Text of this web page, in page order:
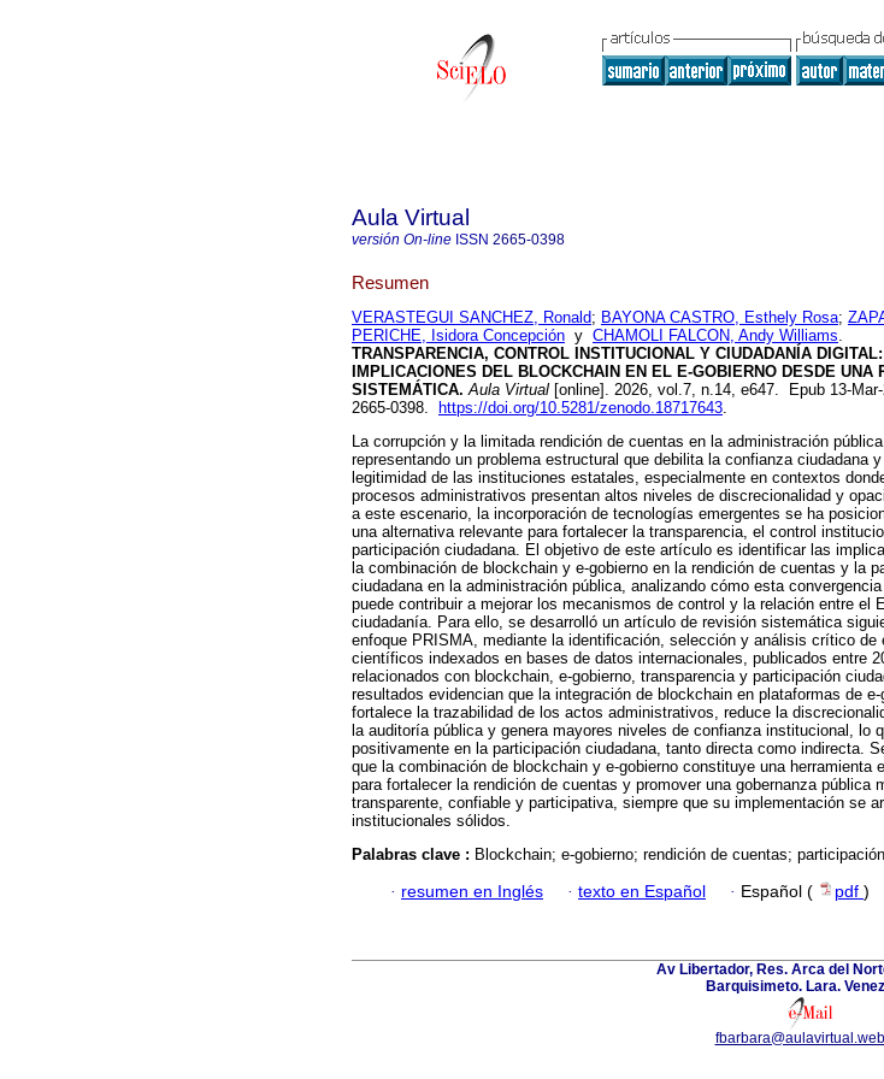
Aula Virtual
versión On-line ISSN 2665-0398
Resumen
VERASTEGUI SANCHEZ, Ronald; BAYONA CASTRO, Esthely Rosa;
PERICHE, Isidora Concepción y CHAMOLI FALCON, Andy Williams.
TRANSPARENCIA, CONTROL INSTITUCIONAL Y CIUDADANÍA DIGITAL:
IMPLICACIONES DEL BLOCKCHAIN EN EL E-GOBIERNO DESDE UNA
SISTEMÁTICA. Aula Virtual [online]. 2026, vol.7, n.14, e647. Epub 13-
2665-0398.
https://doi.org/10.5281/zenodo.18717643.
La corrupción y la limitada rendición de cuentas en la administración
representando un problema estructural que debilita la confianza ciudadana
legitimidad de las instituciones estatales, especialmente en contextos
procesos administrativos presentan altos niveles de discrecionalidad y
a este escenario, la incorporación de tecnologías emergentes se ha
una alternativa relevante para fortalecer la transparencia, el control
participación ciudadana. El objetivo de este artículo es identificar las
la combinación de blockchain y e-gobierno en la rendición de cuentas y la
ciudadana en la administración pública, analizando cómo esta
puede contribuir a mejorar los mecanismos de control y la relación entre el
ciudadanía. Para ello, se desarrolló un artículo de revisión sistemática
enfoque PRISMA, mediante la identificación, selección y análisis crítico de
científicos indexados en bases de datos internacionales, publicados entre
relacionados con blockchain, e-gobierno, transparencia y participación
resultados evidencian que la integración de blockchain en plataformas de e-
fortalece la trazabilidad de los actos administrativos, reduce la
la auditoría pública y genera mayores niveles de confianza institucional, lo
positivamente en la participación ciudadana, tanto directa como indirecta.
que la combinación de blockchain y e-gobierno constituye una herramienta
para fortalecer la rendición de cuentas y promover una gobernanza pública
transparente, confiable y participativa, siempre que su implementación se
institucionales sólidos.
Palabras clave : Blockchain; e-gobierno; rendición de cuentas;
· resumen en Inglés · texto en Español · Español ( pdf )
Av Libertador, Res. Arca del
Barquisimeto. Lara.